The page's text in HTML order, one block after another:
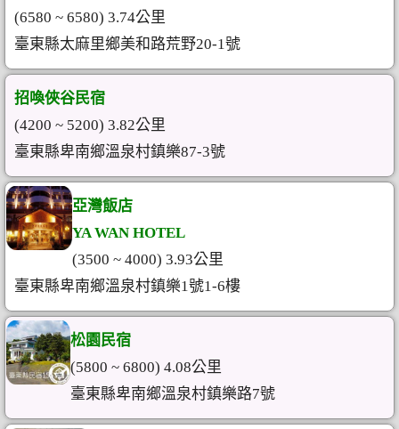
(6580 ~ 6580) 3.74公里
臺東縣太麻里鄉美和路荒野20-1號
招喚俠谷民宿
(4200 ~ 5200) 3.82公里
臺東縣卑南鄉溫泉村鎮樂87-3號
亞灣飯店
YA WAN HOTEL
(3500 ~ 4000) 3.93公里
臺東縣卑南鄉溫泉村鎮樂1號1-6樓
松園民宿
(5800 ~ 6800) 4.08公里
臺東縣卑南鄉溫泉村鎮樂路7號